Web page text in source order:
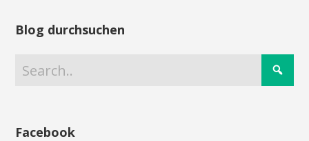
Blog durchsuchen
Facebook